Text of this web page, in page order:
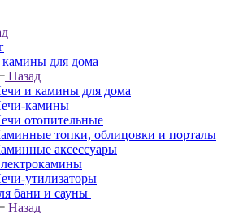
для дома
Назад
и камины для дома
камины
отопительные
топки, облицовки и порталы
аксессуары
утилизаторы
бани и сауны
Назад